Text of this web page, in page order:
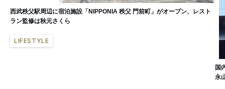
西武秩父駅周辺に宿泊施設「NIPPONIA 秩父 門前町」がオープン、レスト
ラン監修は秋元さくら
LIFESTYLE
国
永